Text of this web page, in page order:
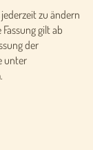
zu ändern
gilt ab
der
unter